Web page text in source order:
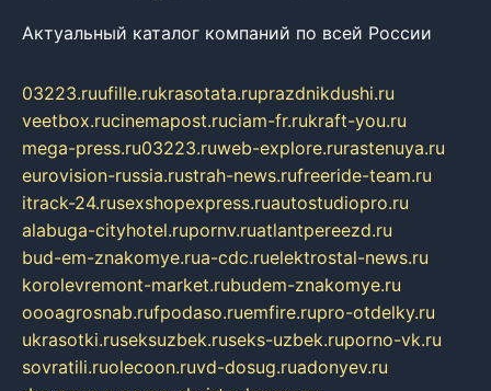
Актуальный каталог компаний по всей России
03223.ruufille.rukrasotata.ruprazdnikdushi.ru
veetbox.rucinemapost.ruciam-fr.rukraft-you.ru
mega-press.ru03223.ruweb-explore.rurastenuya.ru
eurovision-russia.rustrah-news.rufreeride-team.ru
itrack-24.rusexshopexpress.ruautostudiopro.ru
alabuga-cityhotel.rupornv.ruatlantpereezd.ru
bud-em-znakomye.rua-cdc.ruelektrostal-news.ru
korolevremont-market.rubudem-znakomye.ru
oooagrosnab.rufpodaso.ruemfire.rupro-otdelky.ru
ukrasotki.ruseksuzbek.ruseks-uzbek.ruporno-vk.ru
sovratili.ruolecoon.ruvd-dosug.ruadonyev.ru